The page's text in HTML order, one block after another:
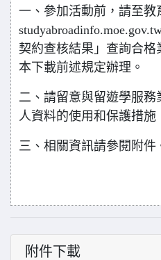
一、參加活動前，請至教
契約查核結果」查詢合
本下載前述規定辦理。
二、請留意與留遊學服
人資料的使用和保護措施
三、相關資訊請參閱附件
附件下載